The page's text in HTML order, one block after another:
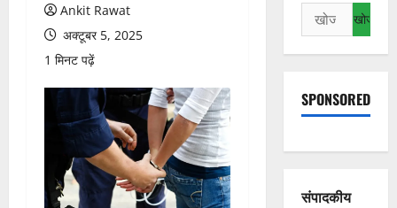
Ankit Rawat
अक्टूबर 5, 2025
1 मिनट पढ़ें
निम्न
को
खोजें:
SPONSORED
संपादकीय